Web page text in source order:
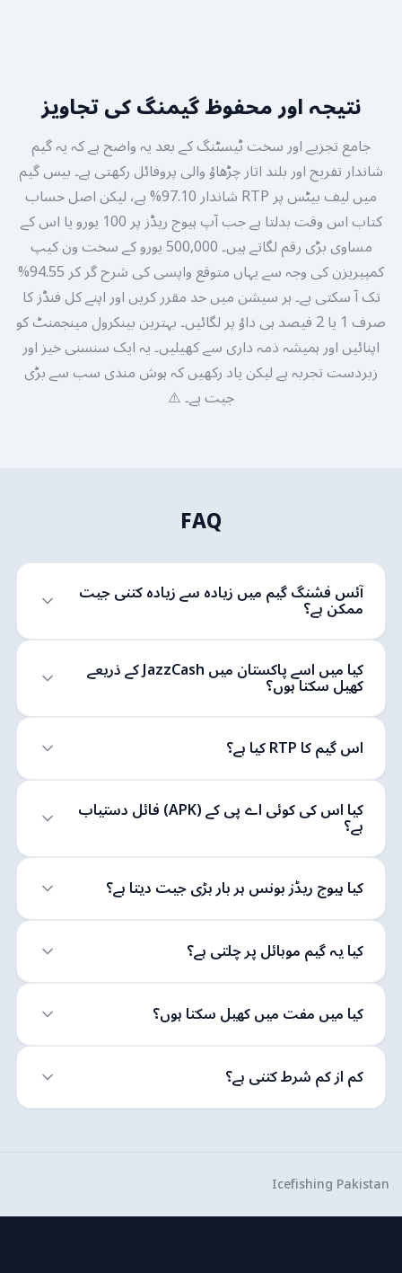
نتیجہ اور محفوظ گیمنگ کی تجاویز
جامع تجزیے اور سخت ٹیسٹنگ کے بعد یہ واضح ہے کہ یہ گیم
شاندار تفریح اور بلند اتار چڑھاؤ والی پروفائل رکھتی ہے۔ بیس گیم
میں لیف بیٹس پر RTP شاندار 97.10% ہے، لیکن اصل حساب
کتاب اس وقت بدلتا ہے جب آپ ہیوج ریڈز پر 100 یورو یا اس کے
مساوی بڑی رقم لگاتے ہیں۔ 500,000 یورو کے سخت ون کیپ
کمپیریزن کی وجہ سے یہاں متوقع واپسی کی شرح گر کر 94.55%
تک آ سکتی ہے۔ ہر سیشن میں حد مقرر کریں اور اپنے کل فنڈز کا
صرف 1 یا 2 فیصد ہی داؤ پر لگائیں۔ بہترین بینکرول مینجمنٹ کو
اپنائیں اور ہمیشہ ذمہ داری سے کھیلیں۔ یہ ایک سنسنی خیز اور
زبردست تجربہ ہے لیکن یاد رکھیں کہ ہوش مندی سب سے بڑی
جیت ہے۔ ⚠️
FAQ
آئس فشنگ گیم میں زیادہ سے زیادہ کتنی جیت
ممکن ہے؟
کیا میں اسے پاکستان میں JazzCash کے ذریعے
کھیل سکتا ہوں؟
اس گیم کا RTP کیا ہے؟
کیا اس کی کوئی اے پی کے (APK) فائل دستیاب
ہے؟
کیا ہیوج ریڈز بونس ہر بار بڑی جیت دیتا ہے؟
کیا یہ گیم موبائل پر چلتی ہے؟
کیا میں مفت میں کھیل سکتا ہوں؟
کم از کم شرط کتنی ہے؟
Icefishing Pakistan